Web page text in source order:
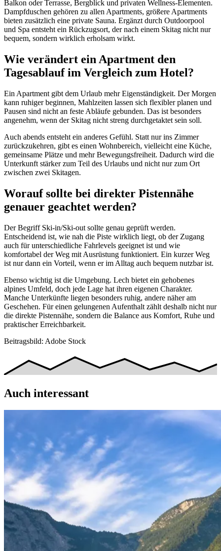
Balkon oder Terrasse, Bergblick und privaten Wellness-Elementen.
Dampfduschen gehören zu allen Apartments, größere Apartments
bieten zusätzlich eine private Sauna. Ergänzt durch Outdoorpool
und Spa entsteht ein Rückzugsort, der nach einem Skitag nicht nur
bequem, sondern wirklich erholsam wirkt.
Wie verändert ein Apartment den
Tagesablauf im Vergleich zum Hotel?
Ein Apartment gibt dem Urlaub mehr Eigenständigkeit. Der Morgen
kann ruhiger beginnen, Mahlzeiten lassen sich flexibler planen und
Pausen sind nicht an feste Abläufe gebunden. Das ist besonders
angenehm, wenn der Skitag nicht streng durchgetaktet sein soll.
Auch abends entsteht ein anderes Gefühl. Statt nur ins Zimmer
zurückzukehren, gibt es einen Wohnbereich, vielleicht eine Küche,
gemeinsame Plätze und mehr Bewegungsfreiheit. Dadurch wird die
Unterkunft stärker zum Teil des Urlaubs und nicht nur zum Ort
zwischen zwei Skitagen.
Worauf sollte bei direkter Pistennähe
genauer geachtet werden?
Der Begriff Ski-in/Ski-out sollte genau geprüft werden.
Entscheidend ist, wie nah die Piste wirklich liegt, ob der Zugang
auch für unterschiedliche Fahrlevels geeignet ist und wie
komfortabel der Weg mit Ausrüstung funktioniert. Ein kurzer Weg
ist nur dann ein Vorteil, wenn er im Alltag auch bequem nutzbar ist.
Ebenso wichtig ist die Umgebung. Lech bietet ein gehobenes
alpines Umfeld, doch jede Lage hat ihren eigenen Charakter.
Manche Unterkünfte liegen besonders ruhig, andere näher am
Geschehen. Für einen gelungenen Aufenthalt zählt deshalb nicht nur
die direkte Pistennähe, sondern die Balance aus Komfort, Ruhe und
praktischer Erreichbarkeit.
Beitragsbild: Adobe Stock
Auch interessant